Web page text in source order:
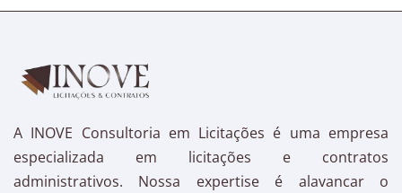
A INOVE Consultoria em Licitações é uma empresa
especializada em licitações e contratos
administrativos. Nossa expertise é alavancar o